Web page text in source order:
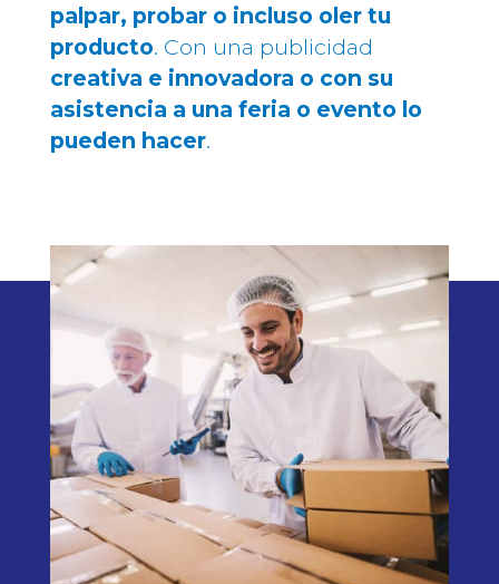
palpar, probar o incluso oler tu
producto. Con una publicidad
creativa e innovadora o con su
asistencia a una feria o evento lo
pueden hacer.